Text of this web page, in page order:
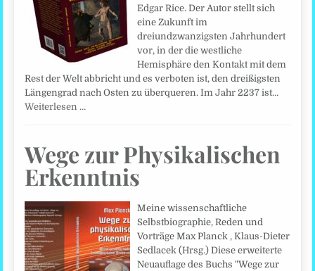
Edgar Rice. Der Autor stellt sich
eine Zukunft im
dreiundzwanzigsten Jahrhundert
vor, in der die westliche
Hemisphäre den Kontakt mit dem
Rest der Welt abbricht und es verboten ist, den dreißigsten
Längengrad nach Osten zu überqueren. Im Jahr 2237 ist…
Weiterlesen …
Wege zur Physikalischen
Erkenntnis
Meine wissenschaftliche
Selbstbiographie, Reden und
Vorträge Max Planck , Klaus-Dieter
Sedlacek (Hrsg.) Diese erweiterte
Neuauflage des Buchs "Wege zur